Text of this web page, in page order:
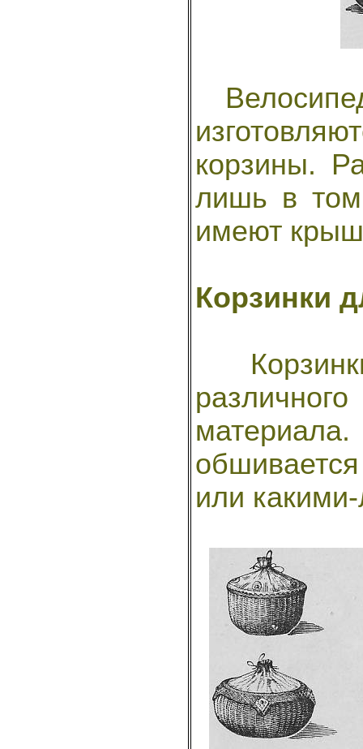
корзины.
лишь в
имеют
Корзинки
или